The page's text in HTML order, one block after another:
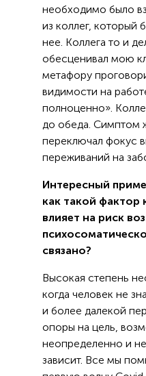
необходимо было
из коллег, который
нее. Коллега то и
обесценивал мою
метафору
видимости на
полноценно».
до обеда. Симптом
переключал фокус
переживаний на
Интересный
как такой фактор
влияет на риск
связано?
Высокая степень
когда человек не
и более далекой
опоры на цель,
неопределенно и
зависит. Все мы